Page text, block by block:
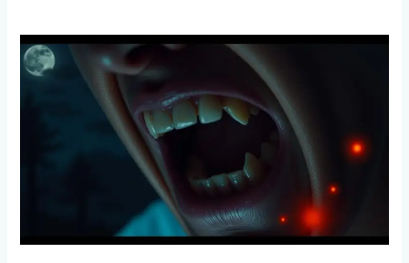
Bruxismo:
Qué
Tratarlo